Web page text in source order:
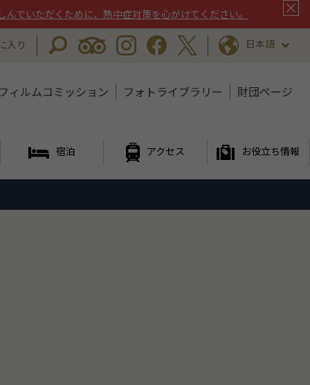
でいただくために、熱中症対策を心がけてください。
入り 日本語
ィルムコミッション フォトライブラリー 財団ページ
宿泊 アクセス お役立ち情報